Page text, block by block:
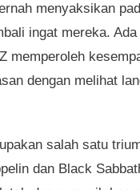
menyaksikan
ingat mereka.
memperoleh
dengan melihat
salah satu
dan Black